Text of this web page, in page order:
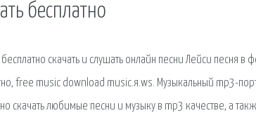
бесплатно
скачать и слушать онлайн песни Лейси песня в
free music download music.я.ws. Музыкальный mp3-
скачать любимые песни и музыку в mp3 качестве, а